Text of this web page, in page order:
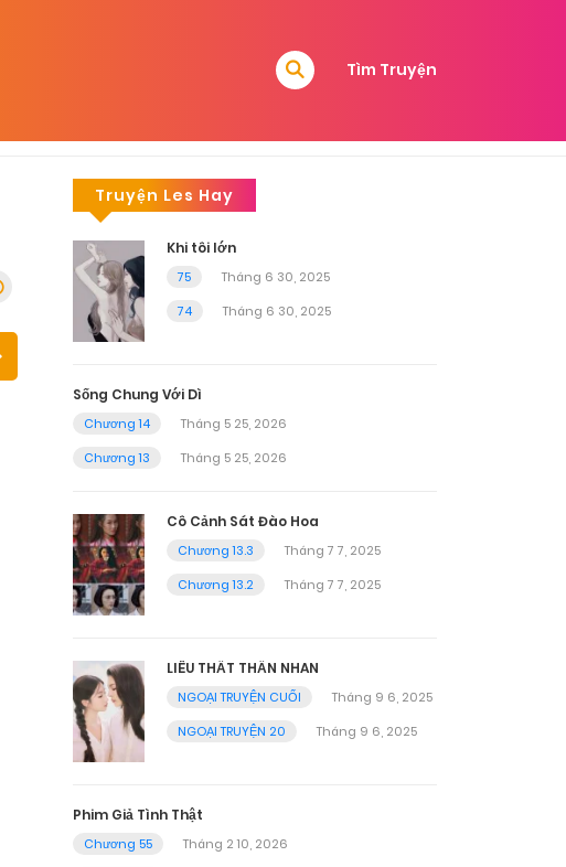
Tìm Truyện
Truyện Les Hay
Khi tôi lớn
75
Tháng 6 30, 2025
74
Tháng 6 30, 2025
Sống Chung Với Dì
Chương 14
Tháng 5 25, 2026
Chương 13
Tháng 5 25, 2026
Cô Cảnh Sát Đào Hoa
Chương 13.3
Tháng 7 7, 2025
Chương 13.2
Tháng 7 7, 2025
LIÊU THẤT THẦN NHAN
NGOẠI TRUYỆN CUỐI
Tháng 9 6, 2025
NGOẠI TRUYỆN 20
Tháng 9 6, 2025
Phim Giả Tình Thật
Chương 55
Tháng 2 10, 2026